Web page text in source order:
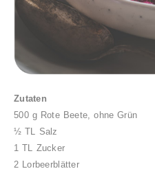
Zutaten
500 g Rote Beete, ohne Grün
½ TL Salz
1 TL Zucker
2 Lorbeerblätter